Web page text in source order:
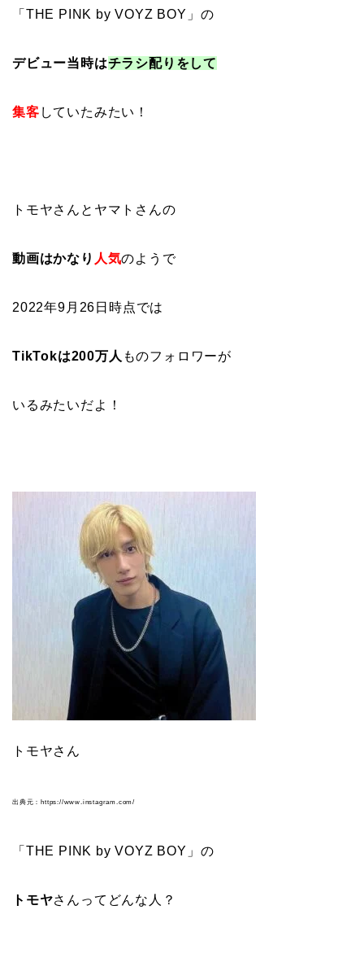
「THE PINK by VOYZ BOY」の
デビュー当時はチラシ配りをして
集客 していたみたい！
トモヤさんとヤマトさんの
動画はかなり 人気のようで
2022年9月26日時点では
TikTokは200万人 ものフォロワーが
いるみたいだよ！
トモヤさん
出典元：https://www.instagram.com/
「THE PINK by VOYZ BOY」の
トモヤさんってどんな人？